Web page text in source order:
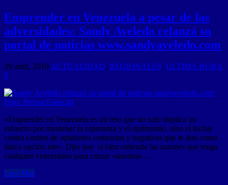
Emprender en Venezuela a pesar de las
adversidades: Sandy Aveledo relanzó su
portal de noticias www.sandyaveledo.com
29 abril, 2019 ACTUALIDAD, REGIONALES, ULTIMA HORA
0
«Emprender en Venezuela es un reto que no solo implica un
esfuerzo por mantener la esperanza y el optimismo, sino el luchar
contra cientos de opiniones contrarias y negativas que te dan como
única opción irte». Dijo que si bien entiende las razones que tenga
cualquier venezolano para cruzar «nuestras …
Leer Mas